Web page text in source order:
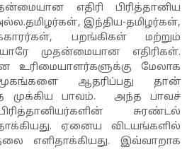
எதிரி பிரித்தானிய
,இந்திய-தமிழர்கள்,
, பறங்கிகள் மற்றும்
முதன்மையான எதிரிகள்.
மேலாக
ஆதரிப்பது தான்
முக்கிய பாவம். அந்த பாவச்
சுரண்டல்
ஏனைய விடயங்களில்
எளிதாக்கியது. இவ்வாறாக